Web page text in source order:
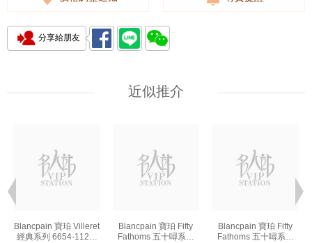
分享給朋友
近似推介
Blancpain 寶珀 Villeret
經典系列 6654-1127-
Blancpain 寶珀 Fifty
Fathoms 五十噚系列
Blancpain 寶珀 Fifty
Fathoms 五十噚系列